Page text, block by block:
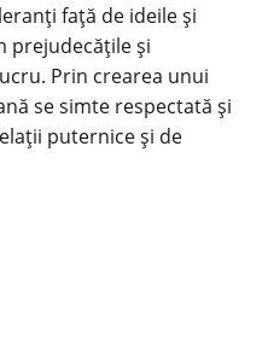
față de ideile și
prejudecățile și
Prin crearea unui
se simte respectată și
puternice și de